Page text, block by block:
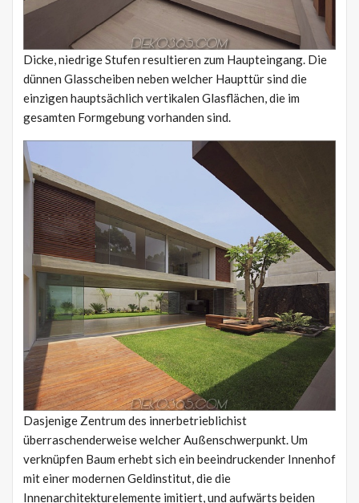
Dicke, niedrige Stufen resultieren zum Haupteingang. Die
dünnen Glasscheiben neben welcher Haupttür sind die
einzigen hauptsächlich vertikalen Glasflächen, die im
gesamten Formgebung vorhanden sind.
Dasjenige Zentrum des innerbetrieblichist
überraschenderweise welcher Außenschwerpunkt. Um
verknüpfen Baum erhebt sich ein beeindruckender Innenhof
mit einer modernen Geldinstitut, die die
Innenarchitekturelemente imitiert, und aufwärts beiden